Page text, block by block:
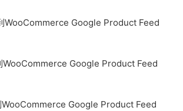
WooCommerce Google Product Feed
WooCommerce Google Product Feed
WooCommerce Google Product Feed